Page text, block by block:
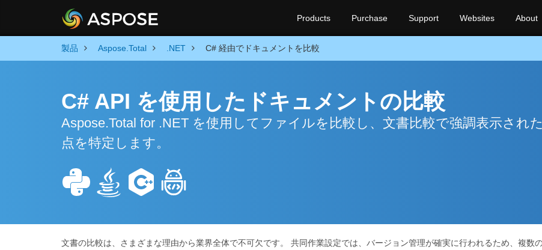
Products Purchase Support Websites About
製品 Aspose.Total .NET C# 経由でドキュメントを比較
C# API を使用したドキュメントの比較
Aspose.Total for .NET を使用してファイルを比較し、文書比較で強調表示され
点を特定します。
文書の比較は、さまざまな理由から業界全体で不可欠です。 共同作業設定では、バージョン管理が確実に行われるため、複数